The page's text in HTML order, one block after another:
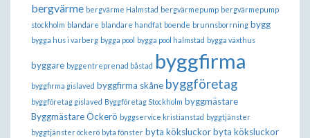
bergvärme bergvärme Halmstad bergvärmepump bergvärmepump
stockholm blandare blandare handfat boende brunnsborrning bygg
bygga hus i varberg bygga pool bygga pool halmstad bygga växthus
byggare byggentreprenad båstad byggfirma
byggfirma gislaved byggfirma skåne byggföretag
byggföretag gislaved Byggföretag Stockholm byggmästare
Byggmästare Öckerö byggservice kristianstad byggtjänster
byggtjänster öckerö byta fönster byta köksluckorbyta köksluckor